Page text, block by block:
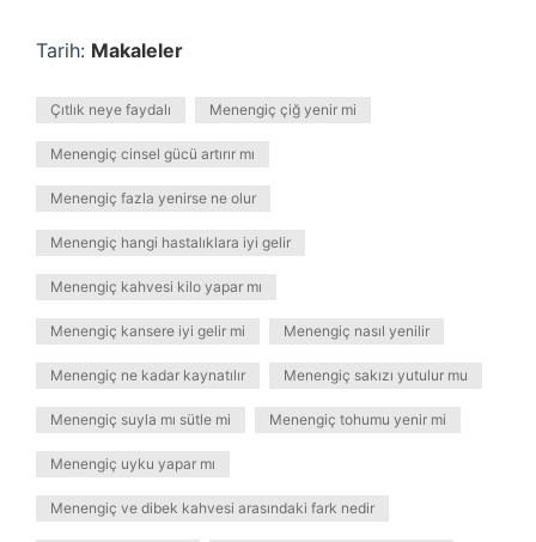
Tarih: Makaleler
Çıtlık neye faydalı Menengiç çiğ yenir mi
Menengiç cinsel gücü artırır mı
Menengiç fazla yenirse ne olur
Menengiç hangi hastalıklara iyi gelir
Menengiç kahvesi kilo yapar mı
Menengiç kansere iyi gelir mi Menengiç nasıl yenilir
Menengiç ne kadar kaynatılır Menengiç sakızı yutulur mu
Menengiç suyla mı sütle mi Menengiç tohumu yenir mi
Menengiç uyku yapar mı
Menengiç ve dibek kahvesi arasındaki fark nedir